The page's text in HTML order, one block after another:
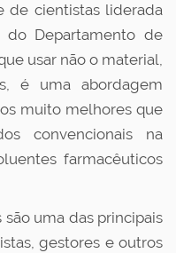
de cientistas liderada
do Departamento de
usar não o material,
é uma abordagem
muito melhores que
convencionais na
farmacêuticos
uma das principais
gestores e outros